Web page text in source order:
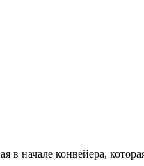
в начале конвейера,